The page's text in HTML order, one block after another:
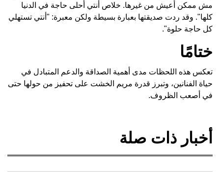
مش ممكن أعيش من غيرها. خلاص أنتي أحلى حاجة في الدنيا
كلها". وقد ردت صديقتها بعبارة بسيطة ولكن معبرة: "أنتي تستهلي
كل حاجة حلوة".
ختامًا
تعكس هذه اللحظات مدى أهمية الصداقة والدعم المتبادل في
حياة الفنانين، وتبرز قدرة مريم الخشت على تحفيز من حولها حتى
في أصعب الظروف.
أخبار ذات صلة